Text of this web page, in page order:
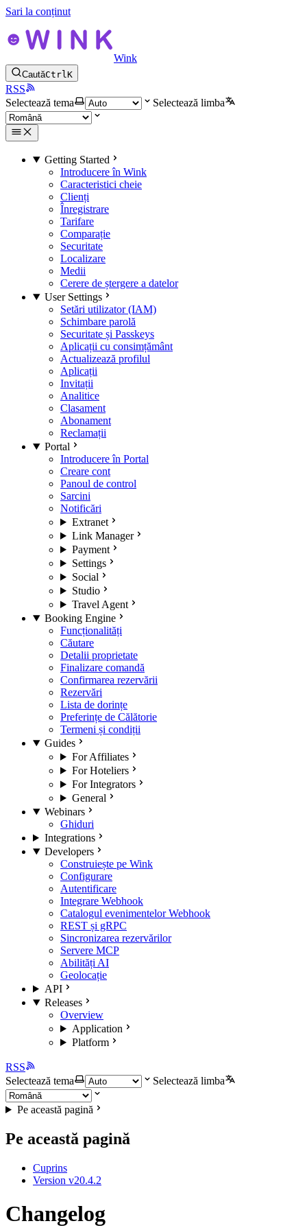
Sari la conținut
Wink
CautăCtrlK
RSS
Selectează tema
Selectează limba
Getting Started
Introducere în Wink
Caracteristici cheie
Clienți
Înregistrare
Tarifare
Comparație
Securitate
Localizare
Medii
Cerere de ștergere a datelor
User Settings
Setări utilizator (IAM)
Schimbare parolă
Securitate și Passkeys
Aplicații cu consimțământ
Actualizează profilul
Aplicații
Invitații
Analitice
Clasament
Abonament
Reclamații
Portal
Introducere în Portal
Creare cont
Panoul de control
Sarcini
Notificări
Extranet
Link Manager
Payment
Settings
Social
Studio
Travel Agent
Booking Engine
Funcționalități
Căutare
Detalii proprietate
Finalizare comandă
Confirmarea rezervării
Rezervări
Lista de dorințe
Preferințe de Călătorie
Termeni și condiții
Guides
For Affiliates
For Hoteliers
For Integrators
General
Webinars
Ghiduri
Integrations
Developers
Construiește pe Wink
Configurare
Autentificare
Integrare Webhook
Catalogul evenimentelor Webhook
REST și gRPC
Sincronizarea rezervărilor
Servere MCP
Abilități AI
Geolocație
API
Releases
Overview
Application
Platform
RSS
Selectează tema
Selectează limba
Pe această pagină
Pe această pagină
Cuprins
Version v20.4.2
Changelog